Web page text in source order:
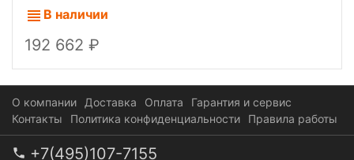
В наличии
192 662
О компании Доставка Оплата
Гарантия и сервис
Контакты
Политика конфиденциальности Правила работы
+7(495)107-7155